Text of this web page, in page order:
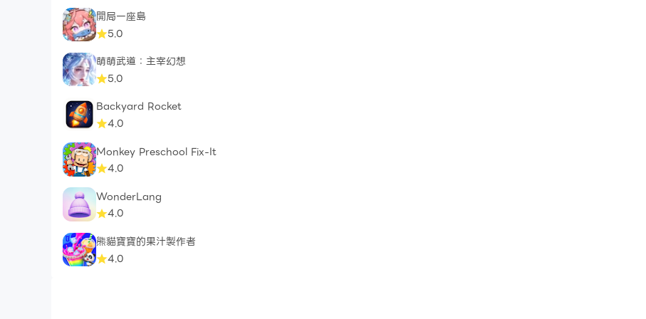
開局一座島
5.0
萌萌武道：主宰幻想
5.0
Backyard Rocket
4.0
Monkey Preschool Fix-It
4.0
WonderLang
4.0
熊貓寶寶的果汁製作者
4.0